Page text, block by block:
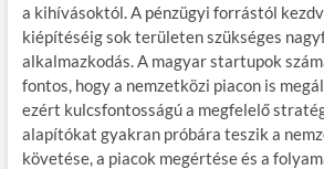
a kihívásoktól. A pénzügyi forrástól
kiépítéséig sok területen szükséges
alkalmazkodás. A magyar startupok
fontos, hogy a nemzetközi piacon is
ezért kulcsfontosságú a megfelelő
alapítókat gyakran próbára teszik a
követése, a piacok megértése és a